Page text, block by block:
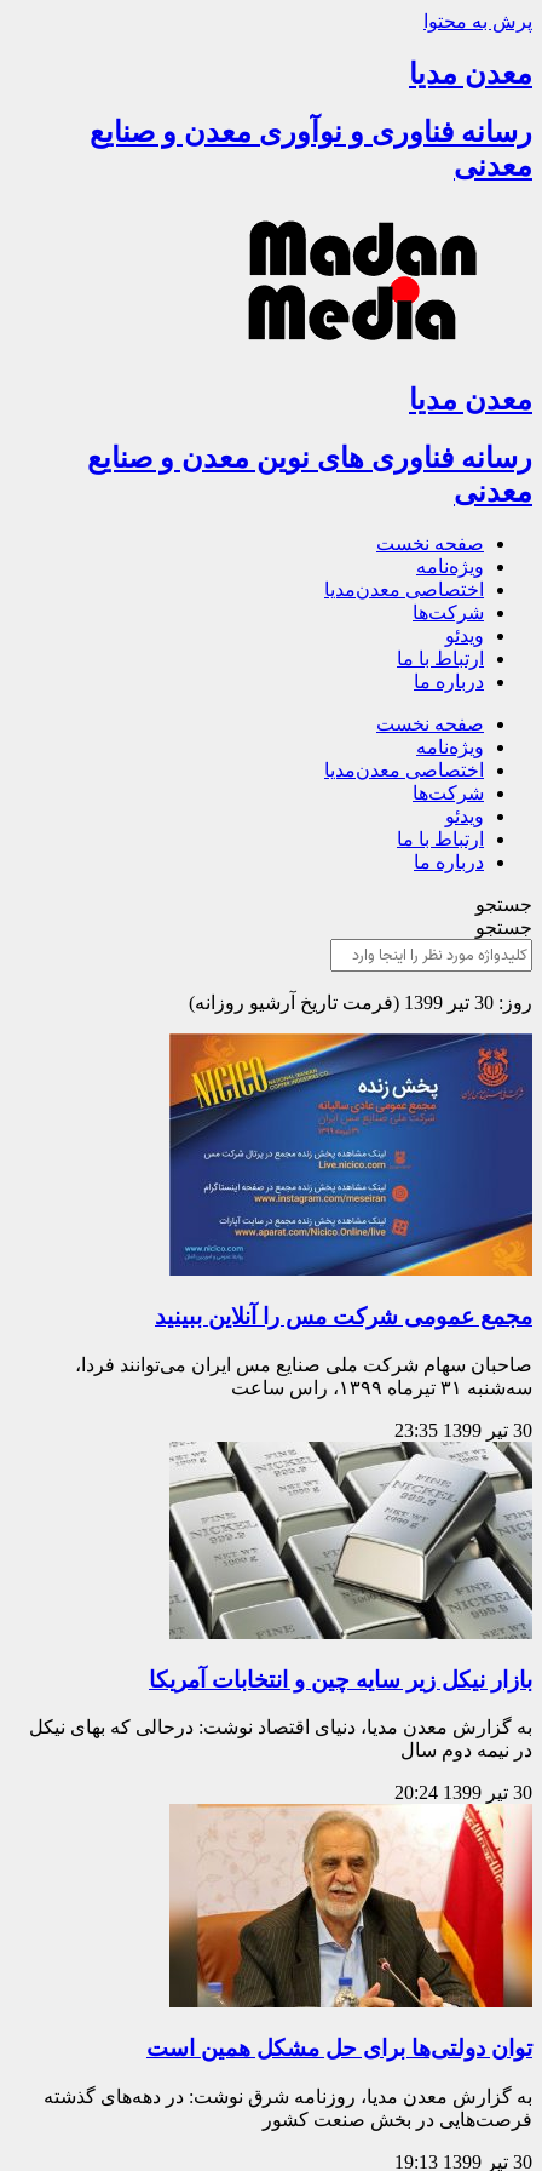
پرش به محتوا
معدن مدیا
رسانه فناوری و نوآوری معدن و صنایع
معدنی
معدن مدیا
رسانه فناوری های نوین معدن و صنایع
معدنی
صفحه نخست
ویژه‌نامه
اختصاصی معدن‌مدیا
شرکت‌ها
ویدئو
ارتباط با ما
درباره ما
صفحه نخست
ویژه‌نامه
اختصاصی معدن‌مدیا
شرکت‌ها
ویدئو
ارتباط با ما
درباره ما
جستجو
جستجو
روز: 30 تیر 1399 (فرمت تاریخ آرشیو روزانه)
مجمع عمومی شرکت مس را آنلاین ببینید
صاحبان سهام شرکت ملی صنایع مس ایران می‌توانند فردا،
سه‌شنبه ۳۱ تیرماه ۱۳۹۹، راس ساعت
30 تیر 1399 23:35
بازار نیکل زیر سایه چین و انتخابات آمریکا
به گزارش معدن مدیا، دنیای اقتصاد نوشت: درحالی که بهای نیکل
در نیمه دوم سال
30 تیر 1399 20:24
توان دولتی‌ها برای حل مشکل همین است
به گزارش معدن مدیا، روزنامه شرق نوشت: در دهه‌های گذشته
فرصت‌هایی در بخش صنعت کشور
30 تیر 1399 19:13